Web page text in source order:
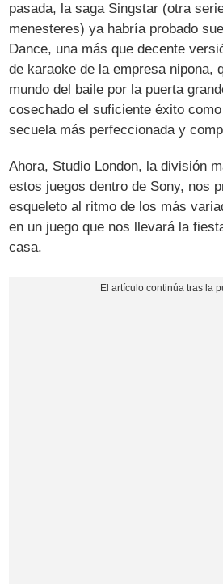
pasada, la saga Singstar (otra
menesteres) ya habría probado
Dance, una más que decente
de karaoke de la empresa nipona,
mundo del baile por la puerta
cosechado el suficiente éxito
secuela más perfeccionada y
Ahora, Studio London, la división
estos juegos dentro de Sony, nos
esqueleto al ritmo de los más
en un juego que nos llevará la
casa.